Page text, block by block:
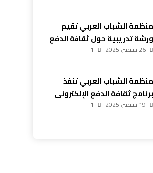
منظمة الشباب العربي تقيم
ورشة تدريبية حول ثقافة الدفع
الإلكتروني في أربيل
26 سبتمبر، 2025 1
منظمة الشباب العربي تنفذ
برنامج ثقافة الدفع الإلكتروني
في زاخو بمشاركة 20 شابًا
19 سبتمبر، 2025 1